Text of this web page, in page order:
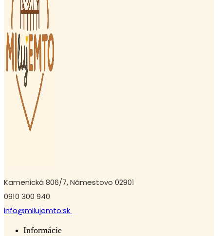
Kamenická 806/7, Námestovo 02901
0910 300 940
info@milujemto.sk
Informácie